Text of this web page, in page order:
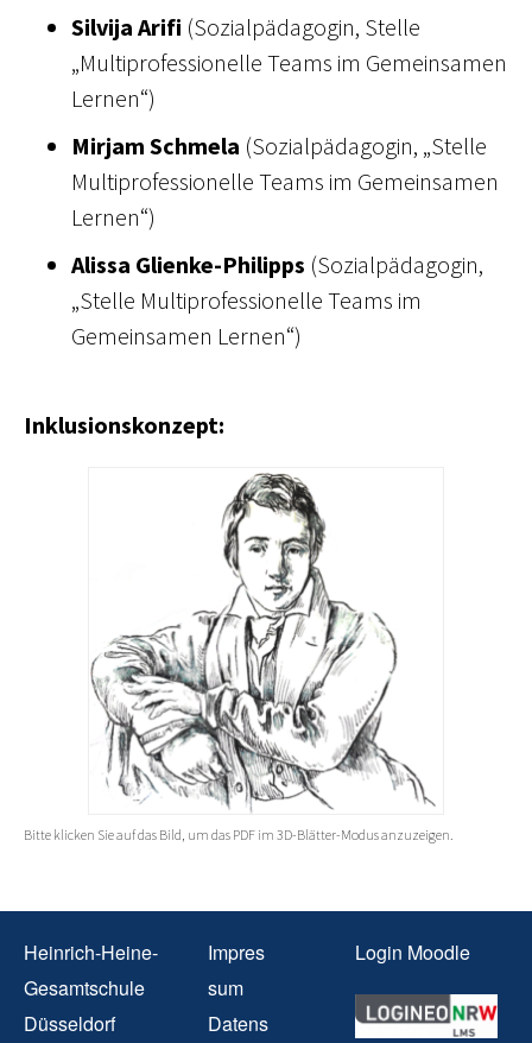
Silvija Arifi (Sozialpädagogin, Stelle
„Multiprofessionelle Teams im Gemeinsamen
Lernen“)
Mirjam Schmela (Sozialpädagogin, „Stelle
Multiprofessionelle Teams im Gemeinsamen
Lernen“)
Alissa Glienke-Philipps (Sozialpädagogin,
„Stelle Multiprofessionelle Teams im
Gemeinsamen Lernen“)
Inklusionskonzept:
Bitte klicken Sie auf das Bild, um das PDF im 3D-Blätter-Modus anzuzeigen.
Heinrich-Heine-
Gesamtschule
Düsseldorf
Impres
sum
Datens
Login Moodle